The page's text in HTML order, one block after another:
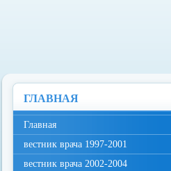
ГЛАВНАЯ
Главная
вестник врача 1997-2001
вестник врача 2002-2004